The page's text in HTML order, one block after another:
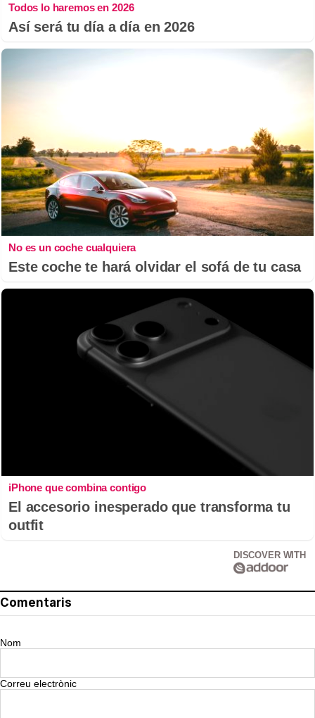
Todos lo haremos en 2026
Así será tu día a día en 2026
No es un coche cualquiera
Este coche te hará olvidar el sofá de tu casa
iPhone que combina contigo
El accesorio inesperado que transforma tu
outfit
DISCOVER WITH
Comentaris
Nom
Correu electrònic